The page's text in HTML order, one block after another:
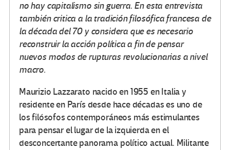
no hay capitalismo sin guerra. En esta entrevista
también critica a la tradición filosófica francesa de
la década del 70 y considera que es necesario
reconstruir la acción política a fin de pensar
nuevos modos de rupturas revolucionarias a nivel
macro.
Maurizio Lazzarato nacido en 1955 en Italia y
residente en París desde hace décadas es uno de
los filósofos contemporáneos más estimulantes
para pensar el lugar de la izquierda en el
desconcertante panorama político actual. Militante